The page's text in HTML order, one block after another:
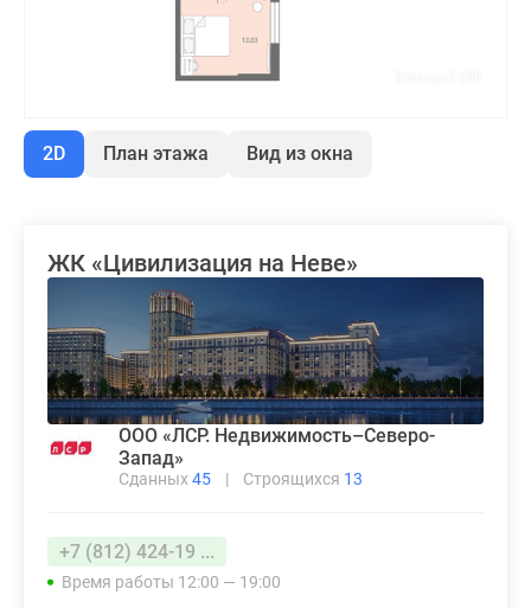
2D План этажа Вид из окна
ЖК «Цивилизация на Неве»
ООО «ЛСР. Недвижимость–Северо-
Запад»
Сданных45 | Строящихся 13
+7 (812) 424-19 ...
Время работы 12:00 — 19:00